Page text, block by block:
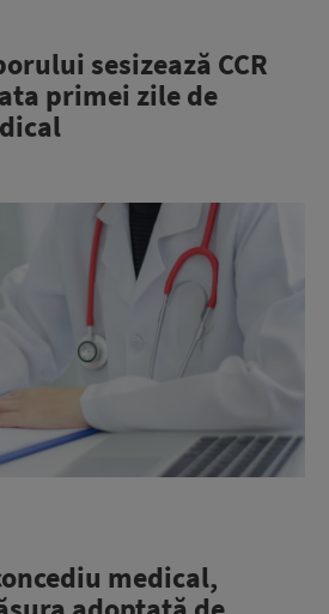
sesizează CCR
primei zile de
medical,